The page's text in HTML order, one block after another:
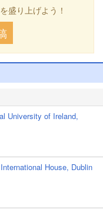
盛り上げよう！
University of Ireland,
House, Dublin